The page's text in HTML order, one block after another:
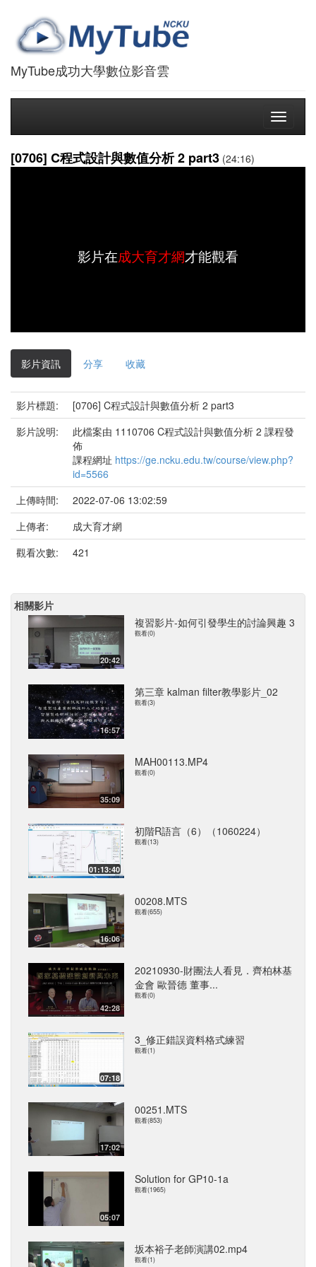
MyTube成功大學數位影音雲
Toggle
[0706] C程式設計與數值分析 2 part3 (24:16)
影片在成大育才網才能觀看
影片資訊 分享 收藏
影片標題:
[0706] C程式設計與數值分析 2 part3
影片說明:
此檔案由 1110706 C程式設計與數值分析 2 課程發
佈
課程網址 https://ge.ncku.edu.tw/course/view.php?
id=5566
上傳時間:
2022-07-06 13:02:59
上傳者:
成大育才網
觀看次數:
421
相關影片
20:42
複習影片-如何引發學生的討論興趣 3
觀看(0)
16:57
第三章 kalman filter教學影片_02
觀看(3)
35:09
MAH00113.MP4
觀看(0)
01:13:40
初階R語言（6）（1060224）
觀看(13)
16:06
00208.MTS
觀看(655)
42:28
20210930-財團法人看見．齊柏林基
金會 歐晉德 董事...
觀看(0)
07:18
3_修正錯誤資料格式練習
觀看(1)
17:02
00251.MTS
觀看(853)
05:07
Solution for GP10-1a
觀看(1965)
坂本裕子老師演講02.mp4
觀看(1)